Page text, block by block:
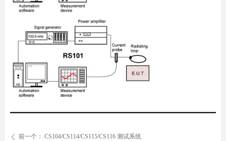
ꄴ 前一个： CS104/CS114/CS115/CS116 测试系统